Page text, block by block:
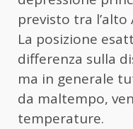
previsto tra l’alto
La posizione
differenza sulla
ma in generale
da maltempo,
temperature.